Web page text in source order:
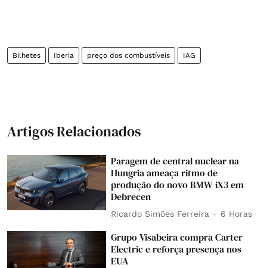
Bilhetes Iberia preço dos combustíveis IAG
Artigos Relacionados
Paragem de central nuclear na
Hungria ameaça ritmo de
produção do novo BMW iX3 em
Debrecen
Ricardo Simões Ferreira 6 Horas
Grupo Visabeira compra Carter
Electric e reforça presença nos
EUA